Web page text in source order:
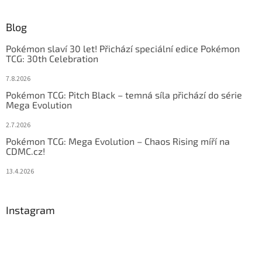
Blog
Pokémon slaví 30 let! Přichází speciální edice Pokémon
TCG: 30th Celebration
7.8.2026
Pokémon TCG: Pitch Black – temná síla přichází do série
Mega Evolution
2.7.2026
Pokémon TCG: Mega Evolution – Chaos Rising míří na
CDMC.cz!
13.4.2026
Instagram